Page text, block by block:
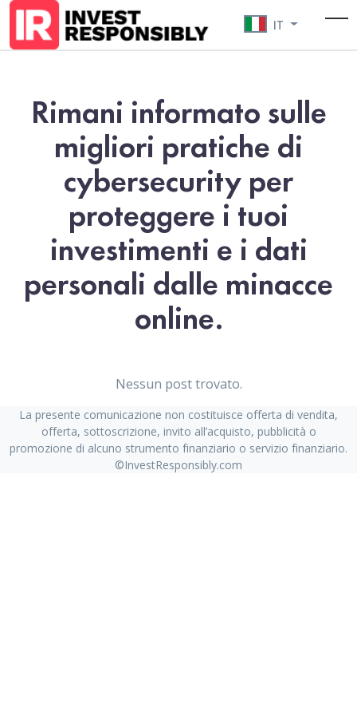
IT
Rimani informato sulle
migliori pratiche di
cybersecurity per
proteggere i tuoi
investimenti e i dati
personali dalle minacce
online.
Nessun post trovato.
La presente comunicazione non costituisce offerta di vendita,
offerta, sottoscrizione, invito all’acquisto, pubblicità o
promozione di alcuno strumento finanziario o servizio finanziario.
©InvestResponsibly.com